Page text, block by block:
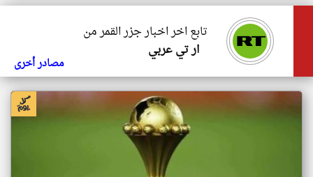
تابع اخر اخبار جزر القمر من
ار تي عربي
مصادر أخرى